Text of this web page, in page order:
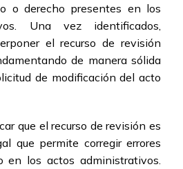
o derecho presentes en los
Una vez identificados,
el recurso de revisión
de manera sólida
de modificación del acto
que el recurso de revisión es
que permite corregir errores
en los actos administrativos.